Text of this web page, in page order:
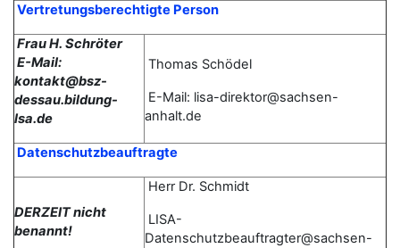
Vertretungsberechtigte Person
Frau H. Schröter
E-Mail:
kontakt@bsz-
dessau.bildung-
lsa.de
Thomas Schödel
E-Mail: lisa-direktor@sachsen-
anhalt.de
Datenschutzbeauftragte
DERZEIT nicht
benannt!
Herr Dr. Schmidt
LISA-
Datenschutzbeauftragter@sachsen-